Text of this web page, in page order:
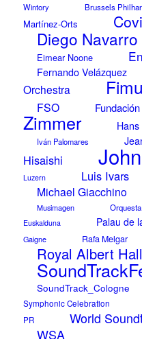
Wintory
Brussels
Martínez-Orts
Diego Navarro
Eimear Noone
Fernando Velázquez
Orchestra
FSO
Zimmer
Iván Palomares
Hisaishi
Luzern
Luis Ivars
Michael Giacchino
Musimagen
Euskalduna
Palau de
Gaigne
Rafa Melgar
Royal Albert Hall
SoundTrack_Cologne
Symphonic Celebration
PR
World
WSA